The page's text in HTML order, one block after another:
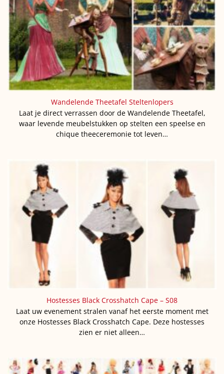
Wandelende Theetafel Steltenlopers
Laat je direct verrassen door de Wandelende Theetafel,
waar levende meubelstukken op stelten een speelse en
chique theeceremonie tot leven…
Hostesses Black Crosshatch Cape – S08
Laat uw evenement stralen vanaf het eerste moment met
onze Hostesses Black Crosshatch Cape. Deze hostesses
zien er niet alleen…